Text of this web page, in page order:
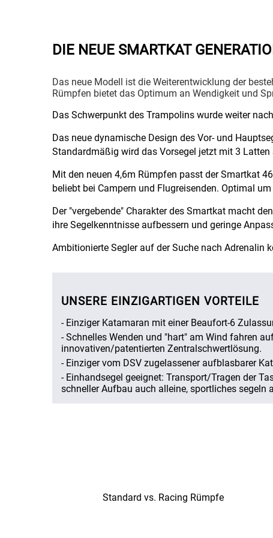
DIE NEUE SMARTKAT
Das neue Modell ist die Weiterentwicklung der
Rümpfen bietet das Optimum an Wendigkeit und
Das Schwerpunkt des Trampolins wurde weiter
Das neue dynamische Design des Vor- und
Standardmäßig wird das Vorsegel jetzt mit 3 Latten
Mit den neuen 4,6m Rümpfen passt der Smartkat
beliebt bei Campern und Flugreisenden. Optimal
Der "vergebende" Charakter des Smartkat macht
ihre Segelkenntnisse aufbessern und geringe
Ambitionierte Segler auf der Suche nach Adrenalin
UNSERE EINZIGARTIGEN VORTEILE
- Einziger Katamaran mit einer Beaufort-6
- Schnelles Wenden und "hart" am Wind fahren
innovativen/patentierten Zentralschwertlösung.
- Einziger vom DSV zugelassener aufblasbarer
- Einhandsegel geeignet: Transport/Tragen der
schneller Aufbau auch alleine, sportliches segeln
Standard vs. Racing Rümpfe